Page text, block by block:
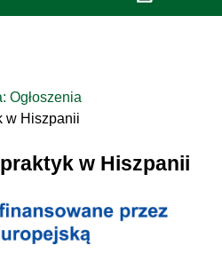
Ogłoszenia
w Hiszpanii
w Hiszpanii